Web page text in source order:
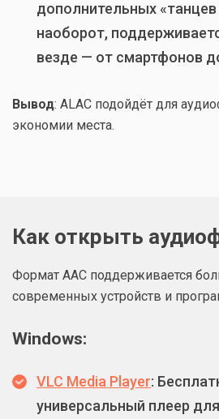
дополнительных
наоборот,
везде — от смартфонов
Вывод: ALAC подойдёт для
экономии места.
Как открыть
Формат ААС поддерживается
современных устройств и
Windows:
VLC Media Player:
универсальный плеер